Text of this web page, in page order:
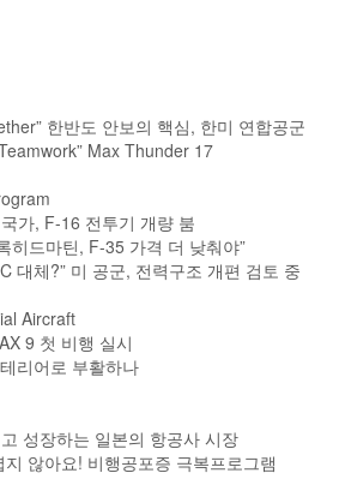
한반도 안보의 핵심, 한미 연합공군
Max Thunder 17
가, F-16 전투기 개량 붐
히드마틴, F-35 가격 더 낮춰야”
대체?” 미 공군, 전력구조 개편 검토 중
Aircraft
9 첫 비행 실시
리어로 부활하나
성장하는 일본의 항공사 시장
지 않아요! 비행공포증 극복프로그램